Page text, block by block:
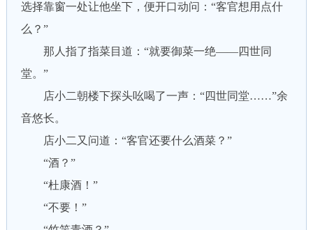
选择靠窗一处让他坐下，便开口动问：“客官想用点什
么？”
那人指了指菜目道：“就要御菜一绝——四世同
堂。”
店小二朝楼下探头吆喝了一声：“四世同堂……”余
音悠长。
店小二又问道：“客官还要什么酒菜？”
“酒？”
“杜康酒！”
“不要！”